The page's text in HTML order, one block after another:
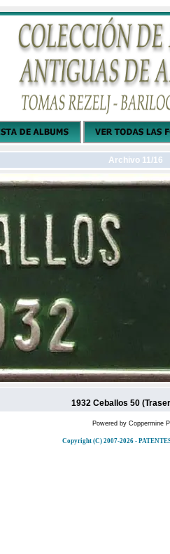
Archivo 11/16
1932 Ceballos 50
Powered by Coppermine
Copyright (C) 2007-2026 -